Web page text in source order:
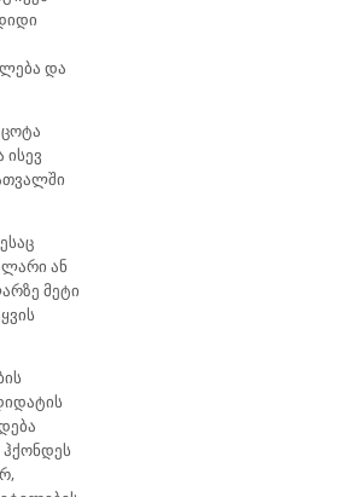
და
ისევ
ლარი ან
მეტი
ჰქონდეს